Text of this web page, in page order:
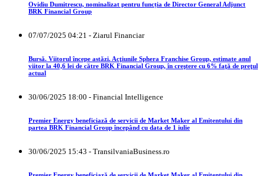
Ovidiu Dumitrescu, nominalizat pentru funcția de Director General Adjunct
BRK Financial Group
07/07/2025 04:21 - Ziarul Financiar
Bursă. Viitorul începe astăzi. Acţiunile Sphera Franchise Group, estimate anul
viitor la 40,6 lei de către BRK Financial Group, în creştere cu 6% faţă de preţul
actual
30/06/2025 18:00 - Financial Intelligence
Premier Energy beneficiază de servicii de Market Maker al Emitentului din
partea BRK Financial Group începând cu data de 1 iulie
30/06/2025 15:43 - TransilvaniaBusiness.ro